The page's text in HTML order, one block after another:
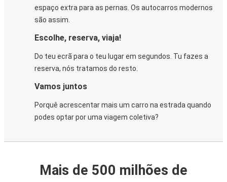
espaço extra para as pernas. Os autocarros modernos
são assim.
Escolhe, reserva, viaja!
Do teu ecrã para o teu lugar em segundos. Tu fazes a
reserva, nós tratamos do resto.
Vamos juntos
Porquê acrescentar mais um carro na estrada quando
podes optar por uma viagem coletiva?
Mais de 500 milhões de